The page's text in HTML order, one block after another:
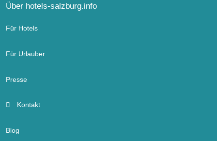
Über hotels-salzburg.info
Für Hotels
Für Urlauber
Presse
Kontakt
Blog